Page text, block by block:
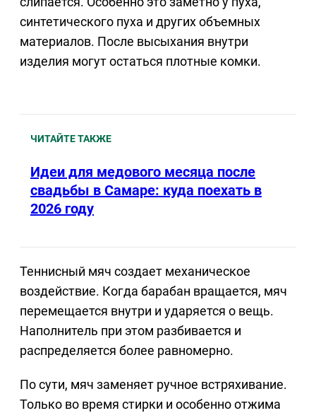
синтетического пуха и других объемных
материалов. После высыхания внутри
изделия могут остаться плотные комки.
ЧИТАЙТЕ ТАКЖЕ
Идеи для медового месяца после
свадьбы в Самаре: куда поехать в
2026 году
Теннисный мяч создает механическое
воздействие. Когда барабан вращается, мяч
перемещается внутри и ударяется о вещь.
Наполнитель при этом разбивается и
распределяется более равномерно.
По сути, мяч заменяет ручное встряхивание.
Только во время стирки и особенно отжима